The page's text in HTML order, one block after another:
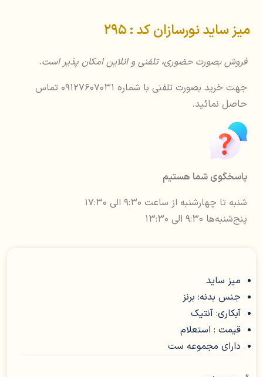
میز ساید نورسازان کد : 295
فروش بصورت حضوری، تلفنی و انلاین امکان پذیر است.
جهت خرید بصورت تلفنی با شماره 09127607031 تماس
حاصل نمائید.
پاسخگوی شما هستیم
شنبه تا چهارشنبه از ساعت ۹:۳۰ الی ۱۷:۳۰
پنج‌شنبه‌ها ۹:۳۰ الی ۱۳:۳۰
میز ساید
جنس بدنه: برنز
آبکاری: آنتیک
قیمت : استعلام
دارای مجموعه ست